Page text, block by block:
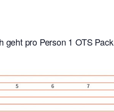
pro Person 1 OTS